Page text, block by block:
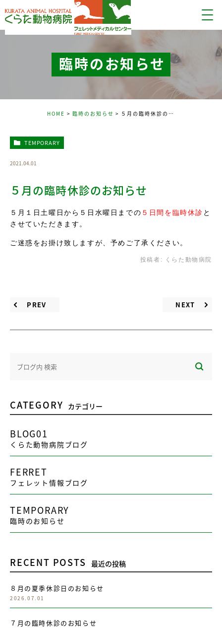
臨時のお知らせ
HOME 臨時のお知らせ ５月の臨時休診のお知らせ
TEMPORARY
2021.04.01
５月の臨時休診のお知らせ
５月１日土曜日から５日水曜日までの ５日間を臨時休診 と
させていただきます。
ご迷惑をお掛け致しますが、予めご了承ください。
投稿者: くらた動物病院
PREV NEXT
CATEGORY カテゴリー
BLOG01
くらた動物病院ブログ
FERRET
フェレット情報ブログ
TEMPORARY
臨時のお知らせ
RECENT POSTS 最近の投稿
８月の夏季休診日のお知らせ
2026.07.01
７月の臨時休診のお知らせ